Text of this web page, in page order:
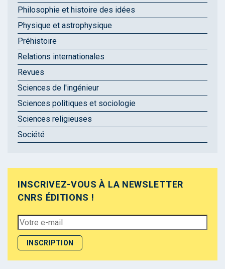
Philosophie et histoire des idées
Physique et astrophysique
Préhistoire
Relations internationales
Revues
Sciences de l'ingénieur
Sciences politiques et sociologie
Sciences religieuses
Société
INSCRIVEZ-VOUS À LA NEWSLETTER
CNRS ÉDITIONS !